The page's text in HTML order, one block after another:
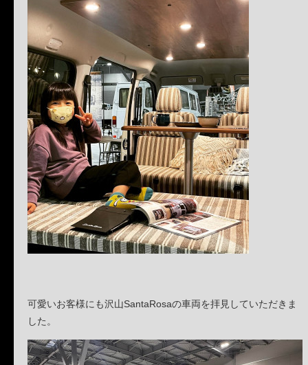
可愛いお客様にも沢山SantaRosaの車両を拝見していただきま
した。